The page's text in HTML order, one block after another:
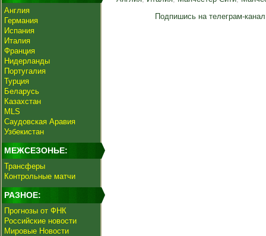
Англия
Германия
Испания
Италия
Франция
Нидерланды
Португалия
Турция
Беларусь
Казахстан
MLS
Саудовская Аравия
Узбекистан
МЕЖСЕЗОНЬЕ:
Трансферы
Контрольные матчи
РАЗНОЕ:
Прогнозы от ФНК
Российские новости
Мировые Новости
Подпишись на телеграм-